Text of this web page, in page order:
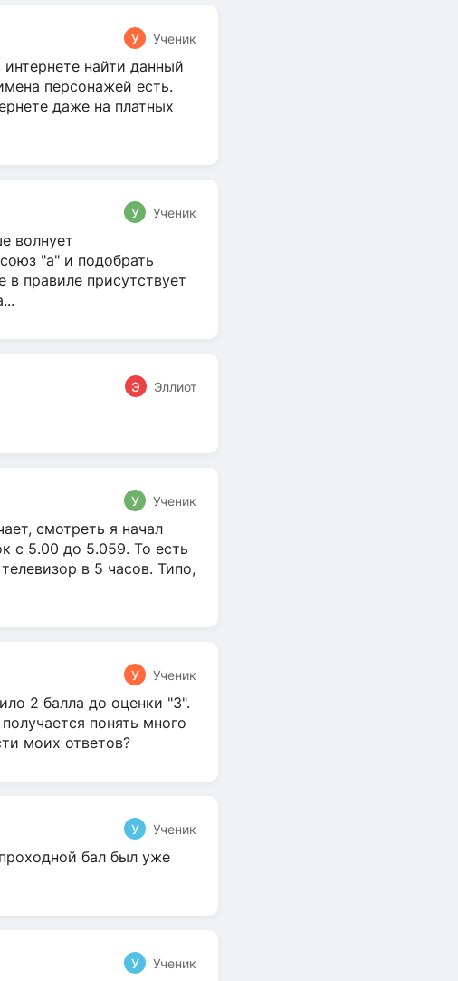
У Ученик
найти данный
персонажей есть.
даже на платных
У Ученик
волнует
"а" и подобрать
в правиле присутствует
Э Эллиот
У Ученик
смотреть я начал
с 5.00 до 5.059. То есть
в 5 часов. Типо,
У Ученик
2 балла до оценки "3".
понять много
моих ответов?
У Ученик
бал был уже
У Ученик